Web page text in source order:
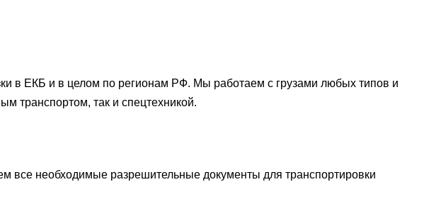
в ЕКБ и в целом по регионам РФ. Мы работаем с грузами любых типов и
транспортом, так и спецтехникой.
необходимые разрешительные документы для транспортировки